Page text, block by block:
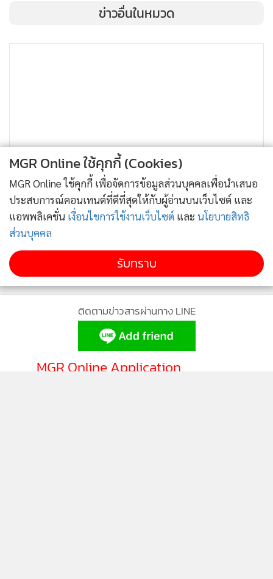
ข่าวอื่นในหมวด
ติดตามข่าวสารผ่านทาง LINE
MGR Online Application
MGR Online ใช้คุกกี้ (Cookies)
MGR Online ใช้คุกกี้ เพื่อจัดการข้อมูลส่วนบุคคลเพื่อนำเสนอ
ประสบการณ์คอนเทนต์ที่ดีที่สุดให้กับผู้อ่านบนเว็บไซต์ และ
แอพพลิเคชั่น เงื่อนไขการใช้งานเว็บไซต์ และ นโยบายสิทธิ
ส่วนบุคคล
รับทราบ